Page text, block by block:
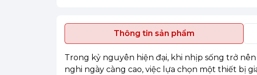
Thông tin sản phẩm
Trong kỷ nguyên hiện đại, khi nhịp sống trở
nghi ngày càng cao, việc lựa chọn một thiết bị